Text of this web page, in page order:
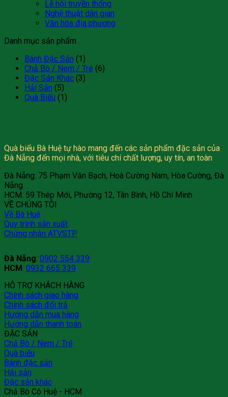
Lễ hội truyền thống
Nghệ thuật dân gian
Văn hóa địa phương
Danh mục sản phẩm
Bánh Đặc Sản (1)
Chả Bò / Nem / Tré (6)
Đặc Sản Khác (3)
Hải Sản (5)
Quà Biếu (1)
Quà biếu Bà Huệ tự hào mang đến các sản phẩm đặc sản của
Đà Nẵng đến mọi nhà, với tiêu chí chất lượng, uy tín, an toàn
Đà Nẵng: 75 Phạm Văn Bạch, Hoà Cường Nam, Hòa Cường, Đà
Nẵng
HCM: 59 Thép Mới, Phường 12, Tân Bình, Hồ Chí Minh
VỀ CHÚNG TÔI
Về Bà Huệ
Quy trình sản xuất
Chứng nhận ATVSTP
Đà Nẵng: 0902 554 339
HCM: 0932 665 339
HỖ TRỢ KHÁCH HÀNG
Chính sách giao hàng
Chính sách đổi trả
Hướng dẫn mua hàng
Hướng dẫn thanh toán
ĐẶC SẢN
Chả Bò / Nem / Tré
Quà biếu
Bánh đặc sản
Hải sản
Đặc sản khác
Chả Bò Cô Huệ - HCM